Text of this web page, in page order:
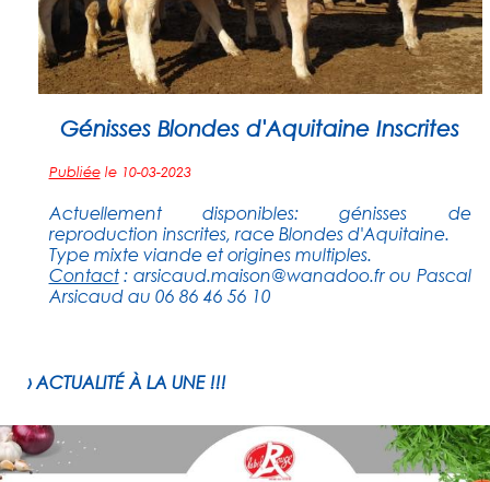
Génisses Blondes d'Aquitaine Inscrites
Publiéele 10-03-2023
Actuellement disponibles: génisses de
reproduction inscrites, race Blondes d'Aquitaine.
Type mixte viande et origines multiples.
Contact: arsicaud.maison@wanadoo.frou Pascal
Arsicaud au 06 86 46 56 10
› ACTUALITÉ À LA UNE !!!